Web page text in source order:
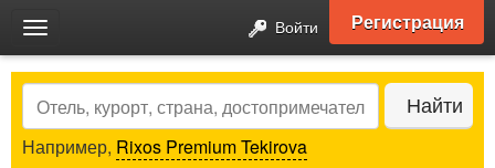
Toggle
navigation
Войти Регистрация
Search Найти
Например, Rixos Premium Tekirova